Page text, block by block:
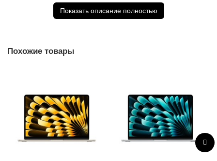
core, который обеспечивает высокую производительность и
быструю обработку данных.
В целом, ноутбук Apple MacBook Air 15 2025 M4 - это
The Future is here!
* - Актуальную стоимость и наличие товара, а также
порядок доставки и оплаты необходимо уточнять у
менеджеров магазина.
Показать описание полностью
Похожие товары